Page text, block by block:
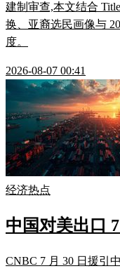
建制审查,本文结合
换、亚裔选民画像与
度。
2026-08-07 00:41
经济热点
中国对美出口
CNBC 7 月 30 日援引